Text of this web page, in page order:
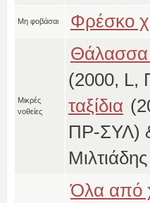
Μη φοβάσαι Φρέσκο
Μικρές
νοθείες
Θάλασσα
(2000, L,
ταξίδια
ΠΡ-ΣΥΛ)
Όλα από